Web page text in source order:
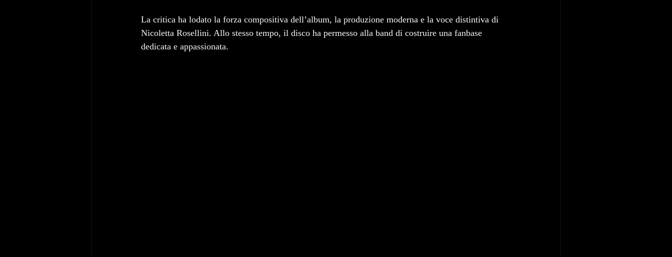
La critica ha lodato la forza compositiva dell’album, la produzione moderna e la voce distintiva di
Nicoletta Rosellini. Allo stesso tempo, il disco ha permesso alla band di costruire una fanbase
dedicata e appassionata.